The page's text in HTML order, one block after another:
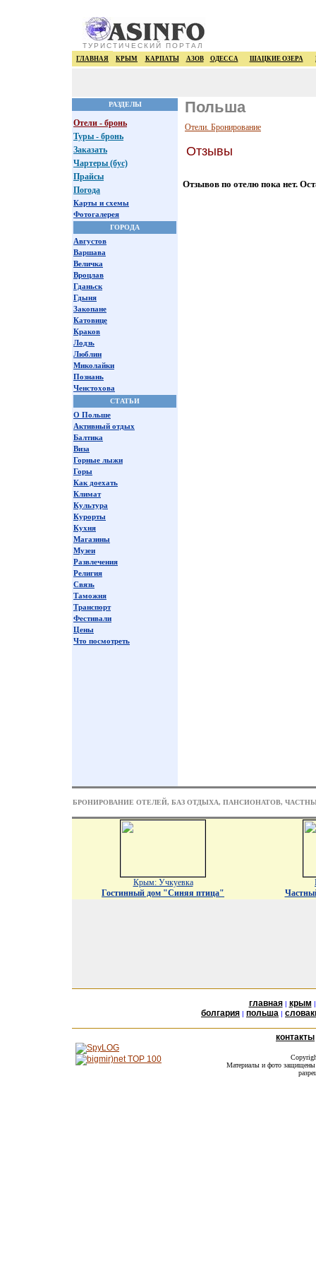
ТУРИСТИЧЕСКИЙ ПОРТАЛ
ГЛАВНАЯ КРЫМ КАРПАТЫ АЗОВ ОДЕССА ШАЦКИЕ ОЗЕРА
РАЗДЕЛЫ Польша
Отели - бронь
Туры - бронь
Заказать
Чартеры (бус)
Прайсы
Погода
Карты и схемы
Фотогалерея
ГОРОДА
Августов
Варшава
Величка
Вроцлав
Гданьск
Гдыня
Закопане
Катовице
Краков
Лодзь
Люблин
Миколайки
Познань
Ченстохова
СТАТЬИ
О Польше
Активный отдых
Балтика
Виза
Горные лыжи
Горы
Как доехать
Климат
Культура
Курорты
Кухня
Магазины
Музеи
Развлечения
Религия
Связь
Таможня
Транспорт
Фестивали
Цены
Что посмотреть
Отели. Бронирование
Отзывы
Отзывов по отелю пока нет.
БРОНИРОВАНИЕ ОТЕЛЕЙ, БАЗ ОТДЫХА, ПАНСИОНАТОВ,
Крым: Учкуевка
Гостинный дом "Синяя птица"
главная| крым
болгария | польша |
контакты
Материалы и фото защищены